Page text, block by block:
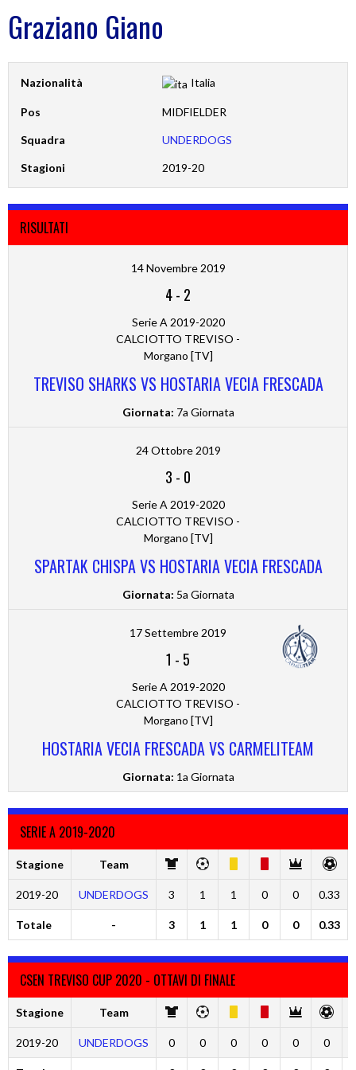
Graziano Giano
Nazionalità Italia
Pos MIDFIELDER
Squadra UNDERDOGS
Stagioni 2019-20
RISULTATI
14 Novembre 2019
4- 2
Serie A 2019-2020
CALCIOTTO TREVISO -
Morgano [TV]
TREVISO SHARKS VS HOSTARIA VECIA FRESCADA
Giornata: 7a Giornata
24 Ottobre 2019
3 - 0
Serie A 2019-2020
CALCIOTTO TREVISO -
Morgano [TV]
SPARTAK CHISPA VS HOSTARIA VECIA FRESCADA
Giornata: 5a Giornata
17 Settembre 2019
1 - 5
Serie A 2019-2020
CALCIOTTO TREVISO -
Morgano [TV]
HOSTARIA VECIA FRESCADA VS CARMELITEAM
Giornata: 1a Giornata
SERIE A 2019-2020
Stagione Team
2019-20 UNDERDOGS 3 1 1 0 0 0.33
Totale - 3 1 1 0 0 0.33
CSEN TREVISO CUP 2020 - OTTAVI DI FINALE
Stagione Team
2019-20 UNDERDOGS 0 0 0 0 0 0